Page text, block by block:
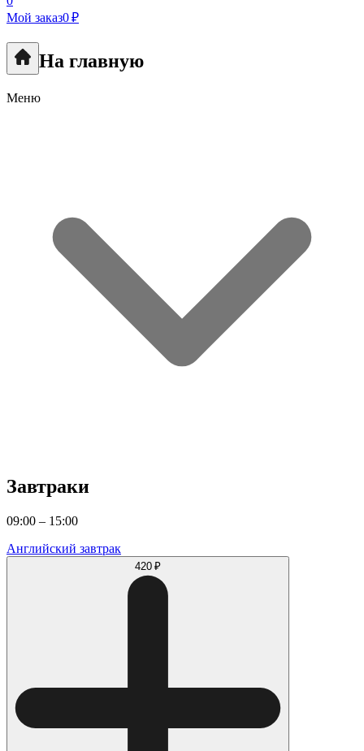
Мой заказ0 ₽
На главную
Меню
Завтраки
09:00 – 15:00
Английский завтрак
420 ₽